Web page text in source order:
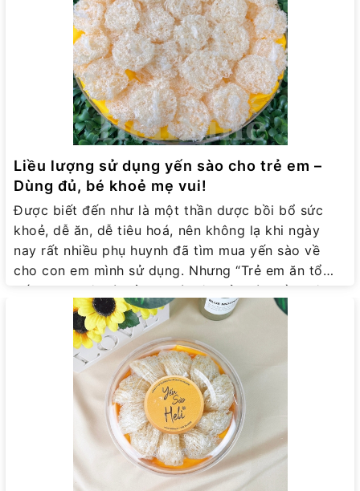
Liều lượng sử dụng yến sào cho trẻ em –
Dùng đủ, bé khoẻ mẹ vui!
Được biết đến như là một thần dược bồi bổ sức
khoẻ, dễ ăn, dễ tiêu hoá, nên không lạ khi ngày
nay rất nhiều phụ huynh đã tìm mua yến sào về
cho con em mình sử dụng. Nhưng “Trẻ em ăn tổ
yến bao nhiêu là đủ?” lại là câu hỏi mà nhiều bậc
cha mẹ còn băn khoăn. Đặc biệt, cha mẹ cũng phải
thật lưu ý khi tìm hiểu liều lượng sử dụng yến sào
cho trẻ em 1 tuổi, 2 tuổi nhé. Vì trẻ em là nhóm đối
tượng có hệ tiêu hoá nhạy cảm, nhiều bé chưa thể
thích nghi ngay với một món ăn mới lạ ngay được.
Nhất là với món ăn có chứa hàm lượng dinh dưỡng
cao như tổ yến thì các bậc phụ huynh lại càng phải
thận trọng hơn nữa. Cho trẻ ăn yến sào như thế
nào là tốt và an toàn? Vậy cho trẻ ăn yến sào như